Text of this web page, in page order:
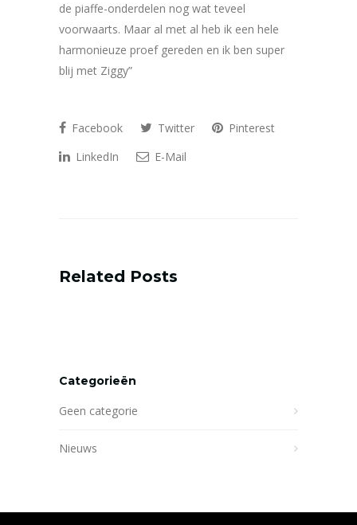
de piaffe-onderdelen nog wat teveel
voorwaarts. Maar al met al heb ik een hele
harmonieuze proef gereden en ik ben super
blij met Ziggy”
Facebook Twitter
Pinterest
LinkedIn
E-Mail
Related Posts
Categorieën
Geen categorie
Nieuws